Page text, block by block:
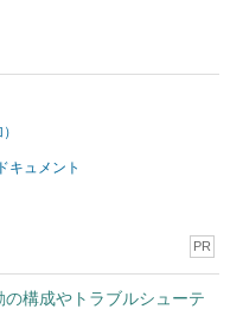
キュメント
PR
構成やトラブルシューテ